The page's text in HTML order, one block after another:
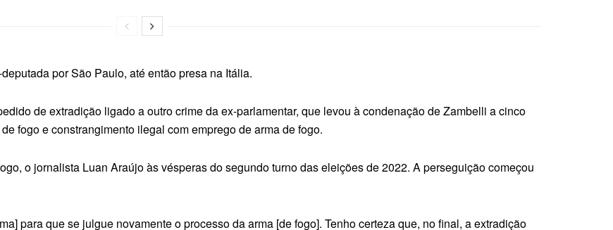
por São Paulo, até então presa na Itália.
de extradição ligado a outro crime da ex-parlamentar, que levou à condenação de Zambelli a cinco
fogo e constrangimento ilegal com emprego de arma de fogo.
o jornalista Luan Araújo às vésperas do segundo turno das eleições de 2022. A perseguição começou
para que se julgue novamente o processo da arma [de fogo]. Tenho certeza que, no final, a extradição